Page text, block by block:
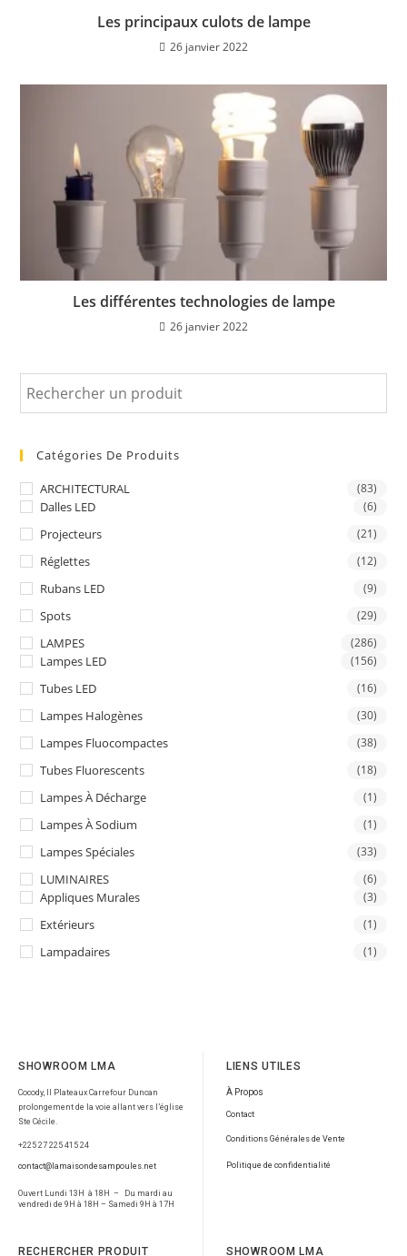
Les principaux culots de lampe
26 janvier 2022
Les différentes technologies de lampe
26 janvier 2022
Catégories De Produits
ARCHITECTURAL (83)
Dalles LED (6)
Projecteurs (21)
Réglettes (12)
Rubans LED (9)
Spots (29)
LAMPES (286)
Lampes LED (156)
Tubes LED (16)
Lampes Halogènes (30)
Lampes Fluocompactes (38)
Tubes Fluorescents (18)
Lampes À Décharge (1)
Lampes À Sodium (1)
Lampes Spéciales (33)
LUMINAIRES (6)
Appliques Murales (3)
Extérieurs (1)
Lampadaires (1)
SHOWROOM LMA
Cocody, II Plateaux Carrefour Duncan
prolongement de la voie allant vers l’église
Ste Cécile.
+225 27 225 415 24
contact@lamaisondesampoules.net
Ouvert Lundi 13H à 18H – Du mardi au
vendredi de 9H à 18H – Samedi 9H à 17H
LIENS UTILES
À Propos
Contact
Conditions Générales de Vente
Politique de confidentialité
RECHERCHER PRODUIT SHOWROOM LMA